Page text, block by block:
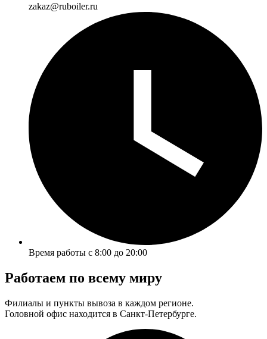
zakaz@ruboiler.ru
Время работы с 8:00 до 20:00
Работаем по всему миру
Филиалы и пункты вывоза в каждом регионе.
Головной офис находится в Санкт-Петербурге.